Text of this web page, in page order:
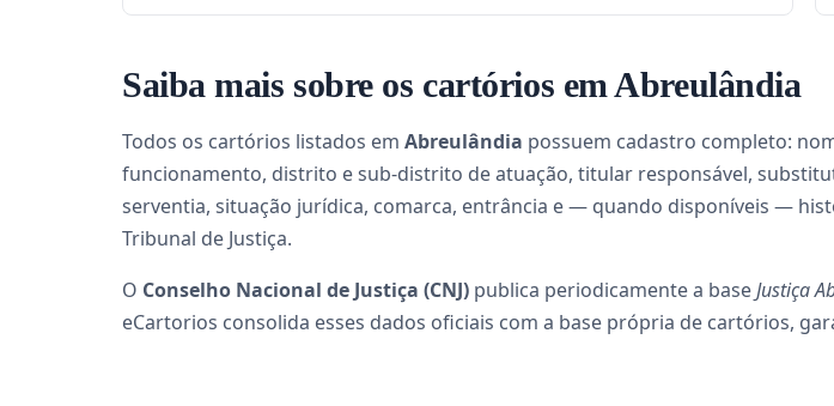
Saiba mais sobre os cartórios em Abreulândia
Todos os cartórios listados em Abreulândia possuem cadastro completo:
funcionamento, distrito e sub-distrito de atuação, titular responsável,
serventia, situação jurídica, comarca, entrância e — quando disponíveis —
Tribunal de Justiça.
O Conselho Nacional de Justiça (CNJ) publica periodicamente a baseJustiça
eCartorios consolida esses dados oficiais com a base própria de cartórios,